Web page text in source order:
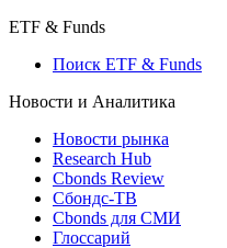
ETF & Funds
Поиск ETF & Funds
Новости и Аналитика
Новости рынка
Research Hub
Cbonds Review
Сбондс-ТВ
Cbonds для СМИ
Глоссарий